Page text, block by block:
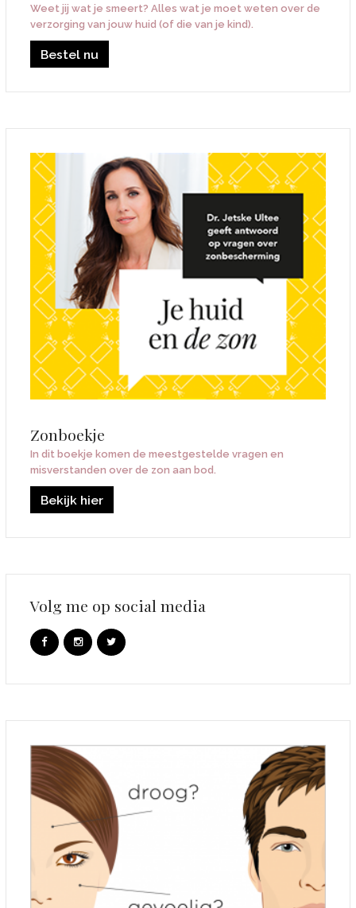
Weet jij wat je smeert? Alles wat je moet weten over de
verzorging van jouw huid (of die van je kind).
Bestel nu
Zonboekje
In dit boekje komen de meestgestelde vragen en
misverstanden over de zon aan bod.
Bekijk hier
Volg me op social media